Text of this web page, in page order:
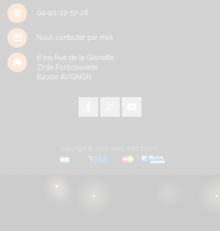
04-90-22-57-28
Nous contacter par mail
8 bis Rue de la Gloriette
ZI de Fontcouverte
84000 AVIGNON